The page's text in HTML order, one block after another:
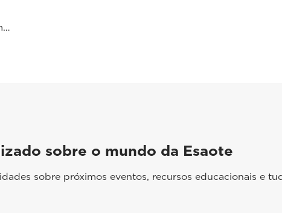
sobre o mundo da Esaote
sobre próximos eventos, recursos educacionais e